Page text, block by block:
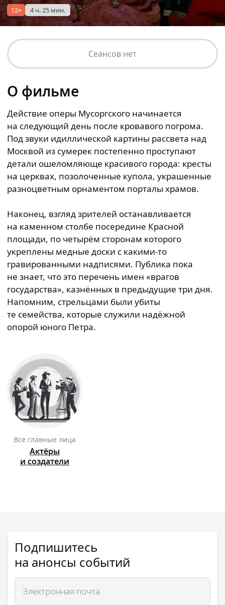
12+ 4 ч. 25 мин.
Сеансов нет
О фильме
Действие оперы Мусоргского начинается
на следующий день после кровавого погрома.
Под звуки идиллической картины рассвета над
Москвой из сумерек постепенно проступают
детали ошеломляюще красивого города: кресты
на церквах, позолоченные купола, украшенные
разноцветным орнаментом порталы храмов.
Наконец, взгляд зрителей останавливается
на каменном столбе посередине Красной
площади, по четырём сторонам которого
укреплены медные доски с какими-то
гравированными надписями. Публика пока
не знает, что это перечень имен «врагов
государства», казнённых в предыдущие три дня.
Напомним, стрельцами были убиты
те семейства, которые служили надёжной
опорой юного Петра.
Все главные лица
Актёры
и создатели
Подпишитесь
на анонсы событий